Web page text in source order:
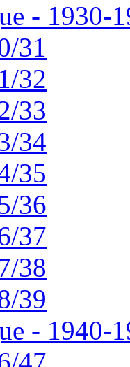
- 1930-
31
32
33
34
35
36
37
38
39
- 1940-